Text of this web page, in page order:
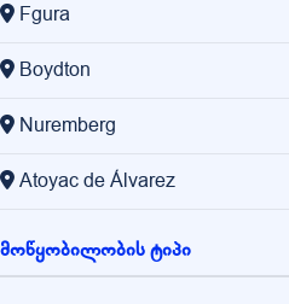
Fgura
Boydton
Nuremberg
Atoyac de Álvarez
მოწყობილობის ტიპი